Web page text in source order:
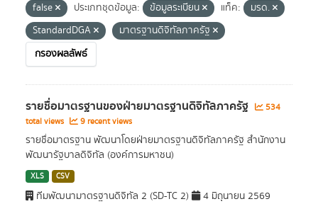
false
ประเภทชุดข้อมูล: ข้อมูลระเบียน แท็ค:
มรด.
StandardDGA
มาตรฐานดิจิทัลภาครัฐ
กรองผลลัพธ์
รายชื่อมาตรฐานของฝ่ายมาตรฐานดิจิทัลภาครัฐ
534
total views
9 recent views
รายชื่อมาตรฐาน พัฒนาโดยฝ่ายมาตรฐานดิจิทัลภาครัฐ สำนักงาน
พัฒนารัฐบาลดิจิทัล (องค์การมหาชน)
XLS CSV
ทีมพัฒนามาตรฐานดิจิทัล 2 (SD-TC 2) 4 มิถุนายน 2569